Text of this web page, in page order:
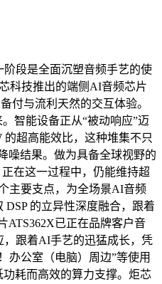
段是全面沉塑音频手艺的使
科技推出的端侧AI音频芯片
付与流利天然的交互体验。
智能设备正从“被动响应”迈
超高能效比，这种堆集不只
噪结果。做为具备全球视野的
在这一过程中，仍能维持超
主要支点，为全场景AI音频
的立异性深度融合，跟着
ATS362X已正在品牌客户音
，跟着AI手艺的迅猛成长，凭
办公室（电脑）周边”等使用
耗而高效的算力支撑。炬芯